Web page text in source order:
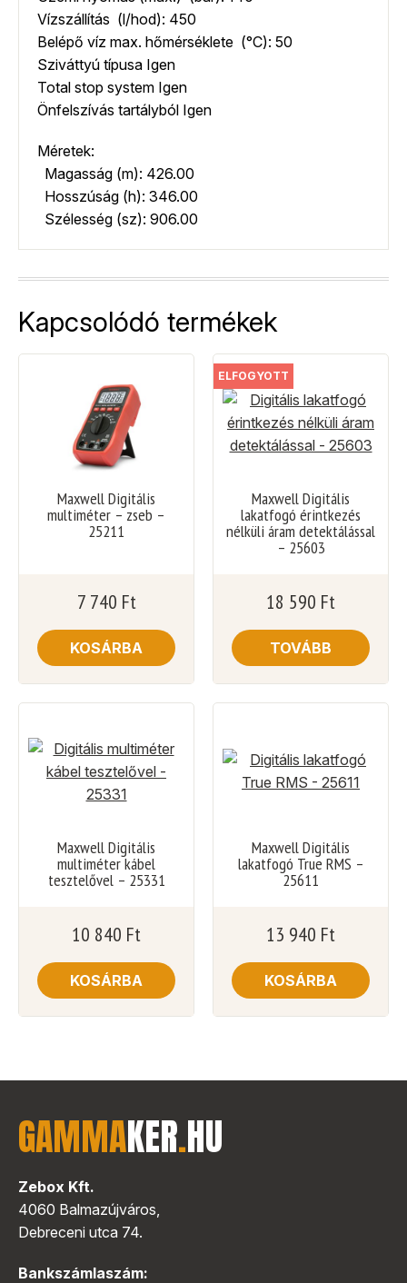
Vízszállítás (l/hod): 450
Belépő víz max. hőmérséklete (°C): 50
Sziváttyú típusa Igen
Total stop system Igen
Önfelszívás tartályból Igen
Méretek:
Magasság (m): 426.00
Hosszúság (h): 346.00
Szélesség (sz): 906.00
Kapcsolódó termékek
Maxwell Digitális
multiméter – zseb –
25211
7 740 Ft
KOSÁRBA
ELFOGYOTT
Maxwell Digitális
lakatfogó érintkezés
nélküli áram detektálással
– 25603
18 590 Ft
TOVÁBB
Maxwell Digitális
multiméter kábel
tesztelővel – 25331
10 840 Ft
KOSÁRBA
Maxwell Digitális
lakatfogó True RMS –
25611
13 940 Ft
KOSÁRBA
GAMMAKER.HU
Zebox Kft.
4060 Balmazújváros,
Debreceni utca 74.
Bankszámlaszám: